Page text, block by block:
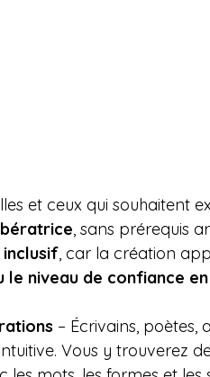
et ceux qui souhaitent
, sans prérequis
, car la création
le niveau de confiance
– Écrivains, poètes,
Vous y trouverez